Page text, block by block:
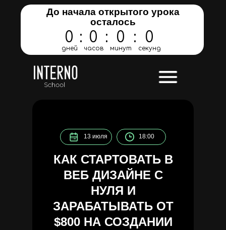
До начала открытого урока
осталось
0
дней
: 0
часов
: 0
минут
: 0
секунд
13 июля 18:00
КАК СТАРТОВАТЬ В
ВЕБ ДИЗАЙНЕ С
НУЛЯ И
ЗАРАБАТЫВАТЬ ОТ
$800НА СОЗДАНИИ